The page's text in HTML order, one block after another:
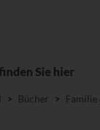
Sie hier
> Bücher > Familie